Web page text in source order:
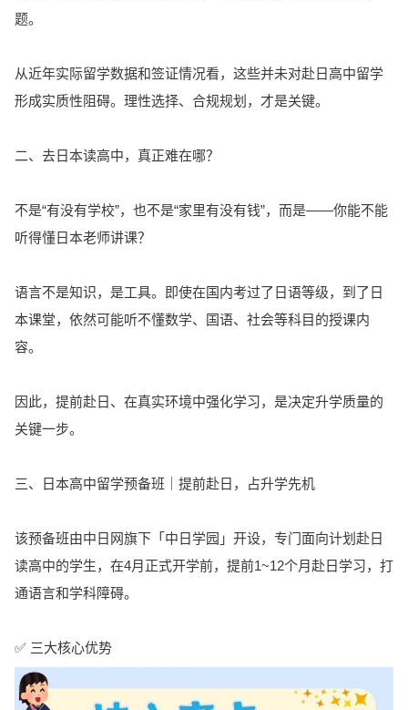
题。
从近年实际留学数据和签证情况看，这些并未对赴日高中留学
形成实质性阻碍。理性选择、合规规划，才是关键。
二、去日本读高中，真正难在哪？
不是“有没有学校”，也不是“家里有没有钱”，而是——你能不能
听得懂日本老师讲课？
语言不是知识，是工具。即使在国内考过了日语等级，到了日
本课堂，依然可能听不懂数学、国语、社会等科目的授课内
容。
因此，提前赴日、在真实环境中强化学习，是决定升学质量的
关键一步。
三、日本高中留学预备班｜提前赴日，占升学先机
该预备班由中日网旗下「中日学园」开设，专门面向计划赴日
读高中的学生，在4月正式开学前，提前1~12个月赴日学习，打
通语言和学科障碍。
✅ 三大核心优势